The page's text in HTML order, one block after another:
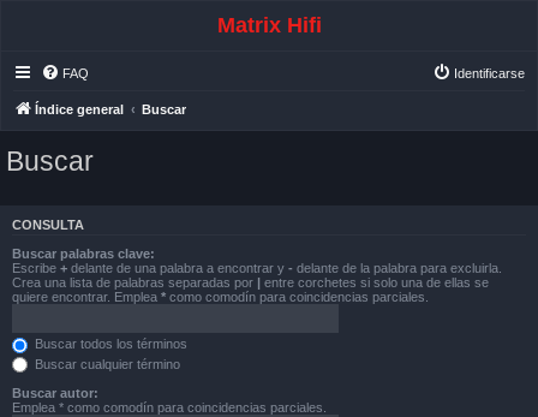
Matrix Hifi
FAQ Identificarse
Índice general Buscar
Buscar
CONSULTA
Buscar palabras clave:
Escribe + delante de una palabra a encontrar y - delante de la palabra para excluirla.
Crea una lista de palabras separadas por | entre corchetes si solo una de ellas se
quiere encontrar. Emplea * como comodín para coincidencias parciales.
Buscar todos los términos
Buscar cualquier término
Buscar autor:
Emplea * como comodín para coincidencias parciales.